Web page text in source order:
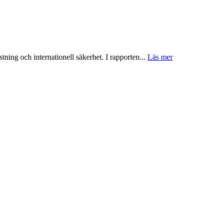
och internationell säkerhet. I rapporten... Läs mer